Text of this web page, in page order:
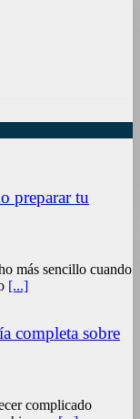
preparar tu
más sencillo cuando
[...]
completa sobre
complicado